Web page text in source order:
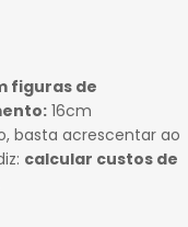
figuras de
16cm
basta acrescentar ao
calcular custos de